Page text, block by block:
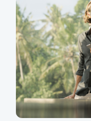
bankovní
Bankovní identita
důležitých věcí,
zdravotních
přístup do Portálu
platnosti řidičského
s úřady a přístup
Další využití